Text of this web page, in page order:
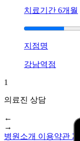
답
변
토
피]
치료기간 6개월
지점명
강남역점
1
의료진 상담
←
→
병원소개 이용약관